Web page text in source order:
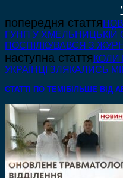
попередня стаття
ГУНП У ХМЕЛЬНИЦЬКІЙ
ПОСПІЛКУВАВСЯ З
наступна статтяКОЛИ
УКРАЇНЦІ ЗЛЯКАЛИСЬ
СТАТТІ ПО ТЕМІ БІЛЬШЕ ВІД